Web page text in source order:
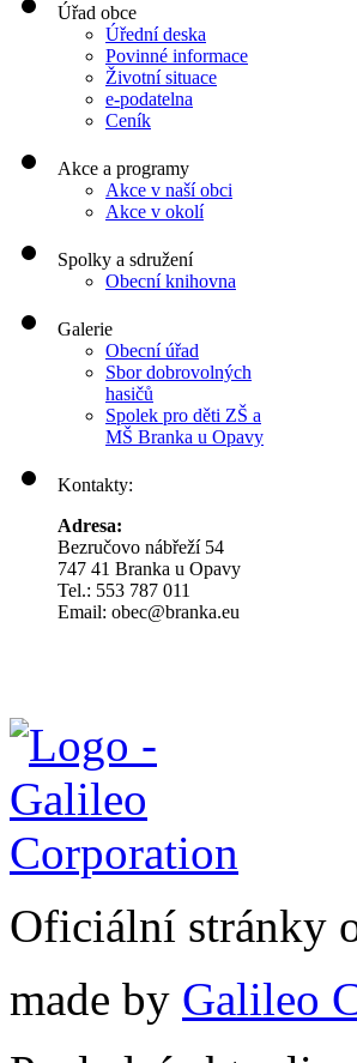
Úřad obce
Úřední deska
Povinné informace
Životní situace
e-podatelna
Ceník
Akce a programy
Akce v naší obci
Akce v okolí
Spolky a sdružení
Obecní knihovna
Galerie
Obecní úřad
Sbor dobrovolných
hasičů
Spolek pro děti ZŠ a
MŠ Branka u Opavy
Kontakty:
Adresa:
Bezručovo nábřeží 54
747 41 Branka u Opavy
Tel.: 553 787 011
Email: obec@branka.eu
Oficiální stránky
made by Galileo